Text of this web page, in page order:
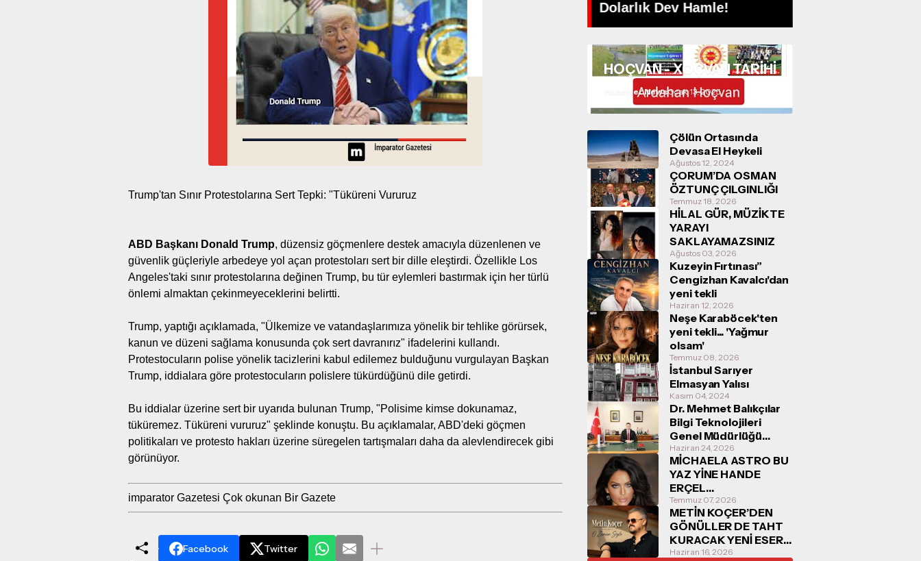
Trump'tan Sınır Protestolarına Sert Tepki: "Tüküreni Vururuz
ABD Başkanı Donald Trump, düzensiz göçmenlere destek amacıyla düzenlenen ve
güvenlik güçleriyle arbedeye yol açan protestoları sert bir dille eleştirdi. Özellikle Los
Angeles'taki sınır protestolarına değinen Trump, bu tür eylemleri bastırmak için her türlü
önlemi almaktan çekinmeyeceklerini belirtti.
Trump, yaptığı açıklamada, "Ülkemize ve vatandaşlarımıza yönelik bir tehlike görürsek,
kanun ve düzeni sağlama konusunda çok sert davranırız" ifadelerini kullandı.
Protestocuların polise yönelik tacizlerini kabul edilemez bulduğunu vurgulayan Başkan
Trump, iddialara göre protestocuların polislere tükürdüğünü dile getirdi.
Bu iddialar üzerine sert bir uyarıda bulunan Trump, "Polisime kimse dokunamaz,
tüküremez. Tüküreni vururuz" şeklinde konuştu. Bu açıklamalar, ABD'deki göçmen
politikaları ve protesto hakları üzerine süregelen tartışmaları daha da alevlendirecek gibi
görünüyor.
imparator Gazetesi Çok okunan Bir Gazete
Facebook Twitter
'Aşk bu kadar kolaysa'
Dolarlık Dev Hamle!
HOÇVAN - XOÇVAN TARİHİ
Haberler NewsOcak 13, 2025
Çölün Ortasında
Devasa El Heykeli
Ağustos 12, 2024
ÇORUM’DA OSMAN
ÖZTUNÇ ÇILGINLIĞI
Temmuz 18, 2026
HİLAL GÜR, MÜZİKTE
YARAYI
SAKLAYAMAZSINIZ
Ağustos 03, 2026
Kuzeyin Fırtınası”
Cengizhan Kavalcı'dan
yeni tekli
Haziran 12, 2026
Neşe Karaböcek'ten
yeni tekli... 'Yağmur
olsam'
Temmuz 08, 2026
İstanbul Sarıyer
Elmasyan Yalısı
Kasım 04, 2024
Dr. Mehmet Balıkçılar
Bilgi Teknolojileri
Genel Müdürlüğü
Görevine Başladı
Haziran 24, 2026
MİCHAELA ASTRO BU
YAZ YİNE HANDE
ERÇEL
KONUŞULACAK
Temmuz 07, 2026
METİN KOÇER’DEN
GÖNÜLLER DE TAHT
KURACAK YENİ ESER:
“O ZAMAN SÖYLE”
Haziran 16, 2026